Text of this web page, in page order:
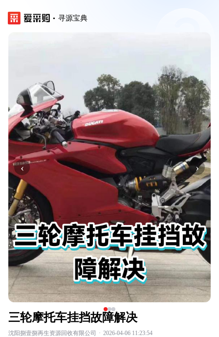
寻源宝典
‹ ›
三轮摩托车挂挡故障解决
沈阳捌壹捌再生资源回收有限公司 · 2026-04-06 11:23:54